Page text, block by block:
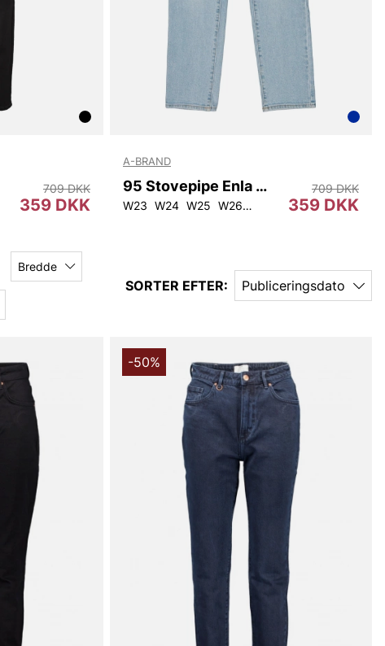
W29
359 DKK
709 DKK
A-BRAND
95 Stovepipe Enla Rc
W23 W24 W25 W26 W27 W30
359 DKK
709 DKK
Bredde
SORTER EFTER: Publiceringsdato
-50%